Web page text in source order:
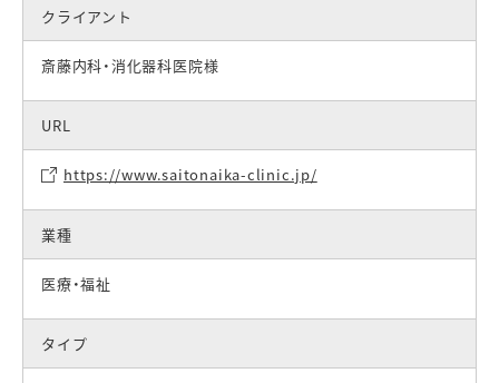
クライアント
斎藤内科・消化器科医院様
URL
https://www.saitonaika-clinic.jp/
業種
医療・福祉
タイプ